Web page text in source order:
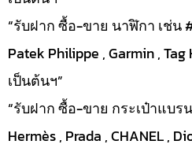
“รับฝาก ซื้อ-ขาย นาฬิกา เช่น
Patek Philippe , Garmin , Tag
เป็นต้นฯ”
“รับฝาก ซื้อ-ขาย กระเป๋าแบ
Hermès , Prada , CHANEL ,